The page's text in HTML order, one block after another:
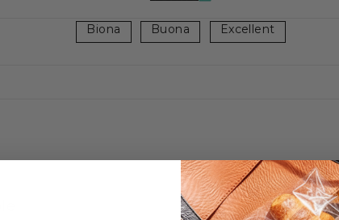
produits protéinés pour le régime hyperprotéiné
un beau choix d'omelettespour votre régime protéiné.
aux herbes de Provence.Préparation diététique
en glucides.
Biona Buona Excellent